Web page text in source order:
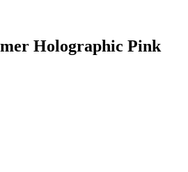
Holographic Pink